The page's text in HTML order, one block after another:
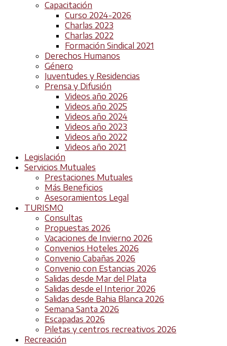
Capacitación
Curso 2024-2026
Charlas 2023
Charlas 2022
Formación Sindical 2021
Derechos Humanos
Género
Juventudes y Residencias
Prensa y Difusión
Videos año 2026
Videos año 2025
Videos año 2024
Videos año 2023
Videos año 2022
Videos año 2021
Legislación
Servicios Mutuales
Prestaciones Mutuales
Más Beneficios
Asesoramientos Legal
TURISMO
Consultas
Propuestas 2026
Vacaciones de Invierno 2026
Convenios Hoteles 2026
Convenio Cabañas 2026
Convenio con Estancias 2026
Salidas desde Mar del Plata
Salidas desde el Interior 2026
Salidas desde Bahia Blanca 2026
Semana Santa 2026
Escapadas 2026
Piletas y centros recreativos 2026
Recreación